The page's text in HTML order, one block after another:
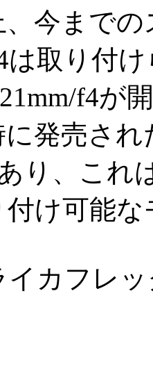
今まで
は取り付
f4が
発売さ
り、これ
付け可能
イカフレ